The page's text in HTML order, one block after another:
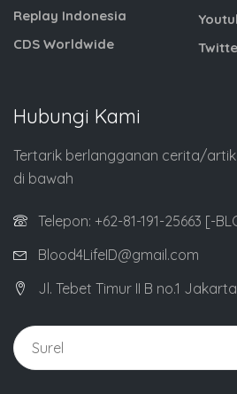
Replay Indonesia
CDS Worldwide
Hubungi Kami
Tertarik berlangganan cerita/
di bawah
Telepon: +62-81-191-25663 [-
Blood4LifeID@gmail.com
Jl. Tebet Timur II B no.1